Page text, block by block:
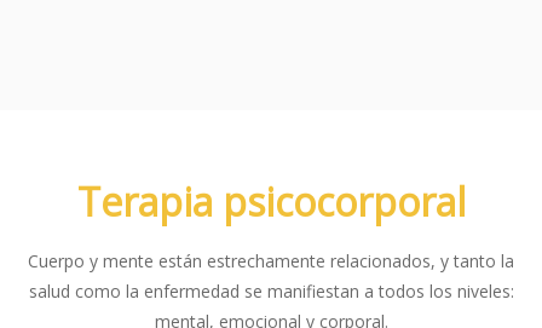
Terapia psicocorporal
Cuerpo y mente están estrechamente relacionados, y tanto la
salud como la enfermedad se manifiestan a todos los niveles:
mental, emocional y corporal.